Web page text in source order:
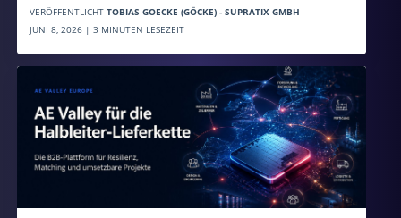
VERÖFFENTLICHT TOBIAS GOECKE (GÖCKE) - SUPRATIX GMBH
JUNI 8, 2026 | 3 MINUTEN LESEZEIT